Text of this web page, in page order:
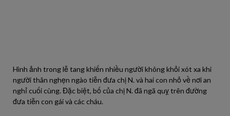
Hình ảnh trong lễ tang khiến nhiều người không khỏi xót xa khi
người thân nghẹn ngào tiễn đưa chị N. và hai con nhỏ về nơi an
nghỉ cuối cùng. Đặc biệt, bố của chị N. đã ngã quỵ trên đường
đưa tiễn con gái và các cháu.